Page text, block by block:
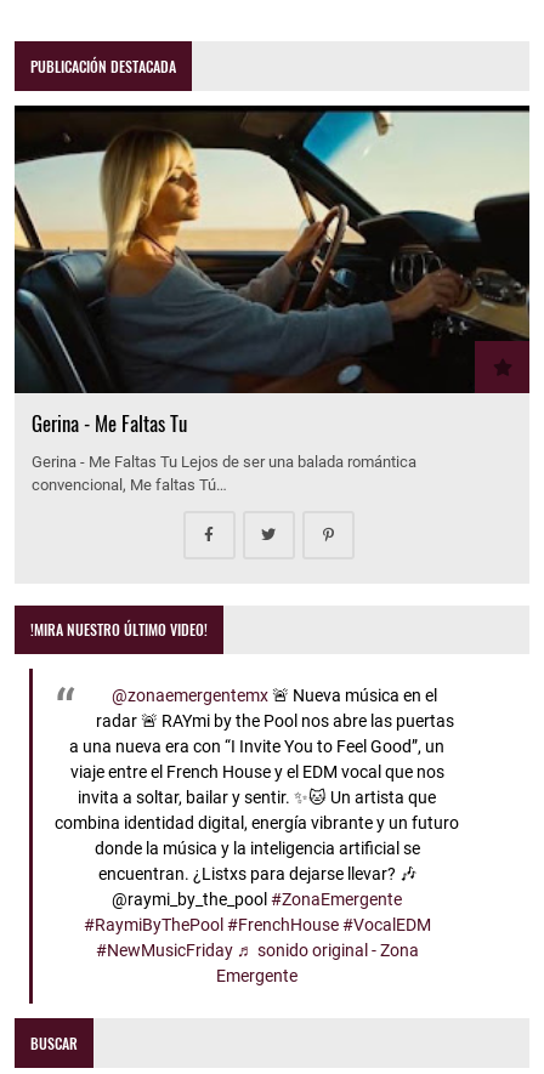
PUBLICACIÓN DESTACADA
Gerina - Me Faltas Tu
Gerina - Me Faltas Tu Lejos de ser una balada romántica
convencional, Me faltas Tú…
!MIRA NUESTRO ÚLTIMO VIDEO!
@zonaemergentemx🚨 Nueva música en el
radar 🚨 RAYmi by the Pool nos abre las puertas
a una nueva era con “I Invite You to Feel Good”, un
viaje entre el French House y el EDM vocal que nos
invita a soltar, bailar y sentir. ✨🐱 Un artista que
combina identidad digital, energía vibrante y un futuro
donde la música y la inteligencia artificial se
encuentran. ¿Listxs para dejarse llevar? 🎶
@raymi_by_the_pool#ZonaEmergente
#RaymiByThePool #FrenchHouse #VocalEDM
#NewMusicFriday ♬ sonido original - Zona
Emergente
BUSCAR